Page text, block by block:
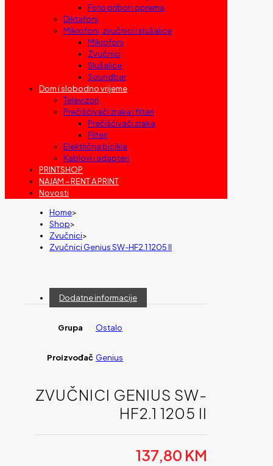
Foto pribor i oprema
Diktafoni
Mikrofoni, zvučnici i slušalice
Mikrofoni
Zvučnici
Slušalice
Soundbar
Dom i slobodno vrijeme
Televizori
Prečišćivači zraka i filteri
Prečišćivači zraka
Filteri
Električna bicikla
Kablovi i adapteri
PRINTSHOP
NAJAM – RENT A PRINT
Novosti
Home>
Shop>
Zvučnici>
Zvučnici Genius SW-HF2.1 1205 II
Dodatne informacije
Grupa Ostalo
Proizvođač Genius
ZVUČNICI GENIUS SW-
HF2.1 1205 II
137,80 KM